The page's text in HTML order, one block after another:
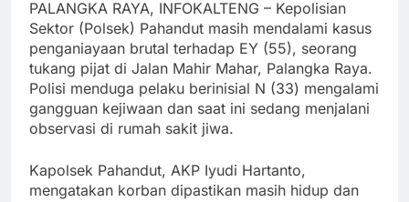
PALANGKA RAYA, INFOKALTENG – Kepolisian
Sektor (Polsek) Pahandut masih mendalami kasus
penganiayaan brutal terhadap EY (55), seorang
tukang pijat di Jalan Mahir Mahar, Palangka Raya.
Polisi menduga pelaku berinisial N (33) mengalami
gangguan kejiwaan dan saat ini sedang menjalani
observasi di rumah sakit jiwa.
Kapolsek Pahandut, AKP Iyudi Hartanto,
mengatakan korban dipastikan masih hidup dan